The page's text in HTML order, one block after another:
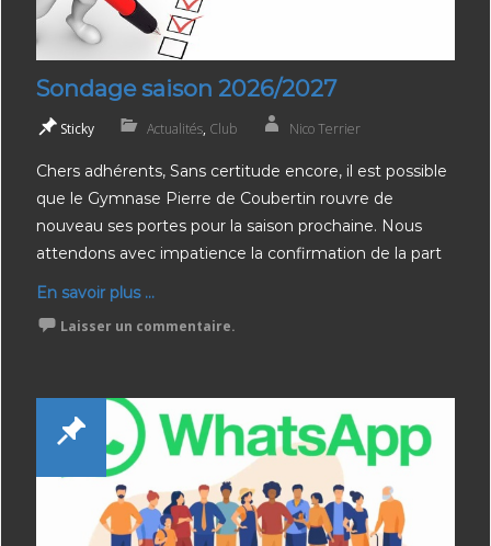
Sondage saison 2026/2027
Sticky Actualités, Club Nico Terrier
Chers adhérents, Sans certitude encore, il est possible
que le Gymnase Pierre de Coubertin rouvre de
nouveau ses portes pour la saison prochaine. Nous
attendons avec impatience la confirmation de la part
En savoir plus ...
Laisser un commentaire.